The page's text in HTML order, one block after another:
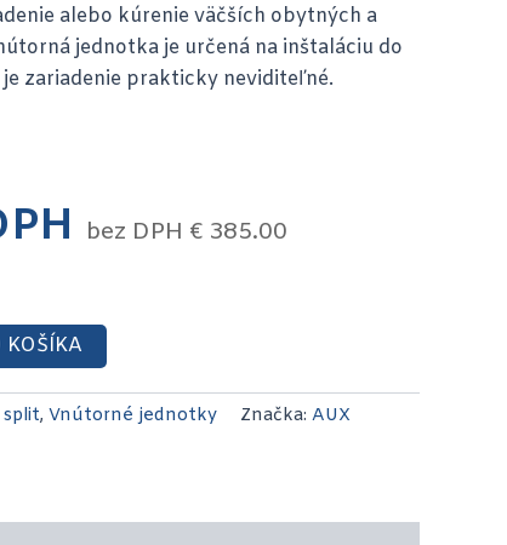
alebo kúrenie väčších obytných a
jednotka je určená na inštaláciu do
zariadenie prakticky neviditeľné.
bez DPH € 385.00
KOŠÍKA
, Vnútorné jednotky Značka: AUX